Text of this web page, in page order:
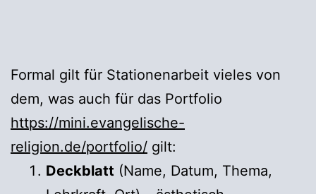
Formal gilt für Stationenarbeit vieles von
dem, was auch für das Portfolio
https://mini.evangelische-
religion.de/portfolio/ gilt:
Deckblatt (Name, Datum, Thema,